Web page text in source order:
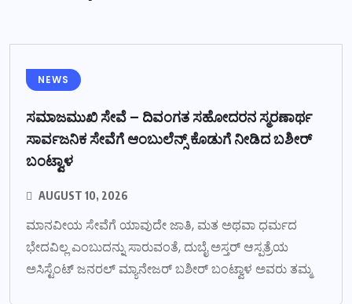
NEWS
ಸಮಾಜಮುಖಿ ಸೇವೆ – ದಿವಂಗತ ಸಹೋದರನ ಸ್ಮರಣಾರ್ಥ
ಸಾರ್ವಜನಿಕ ಸೇವೆಗೆ ಆಂಬುಲೆನ್ಸ್ ಕೊಡುಗೆ ನೀಡಿದ ಬಶೀರ್
ಬಂಟ್ವಾಳ
AUGUST 10, 2026
ಮಾನವೀಯ ಸೇವೆಗೆ ಯಾವುದೇ ಜಾತಿ, ಮತ ಅಥವಾ ಧರ್ಮದ
ಭೇದವಿಲ್ಲ ಎಂಬುದನ್ನು ಸಾರುವಂತೆ, ದುಬೈ ಅಸ್ತರ್ ಆಸ್ಪತ್ರೆಯ
ಅಸಿಸ್ಟೆಂಟ್ ಜನರಲ್ ಮ್ಯಾನೇಜರ್ ಬಶೀರ್ ಬಂಟ್ವಾಳ ಅವರು ತಮ್ಮ